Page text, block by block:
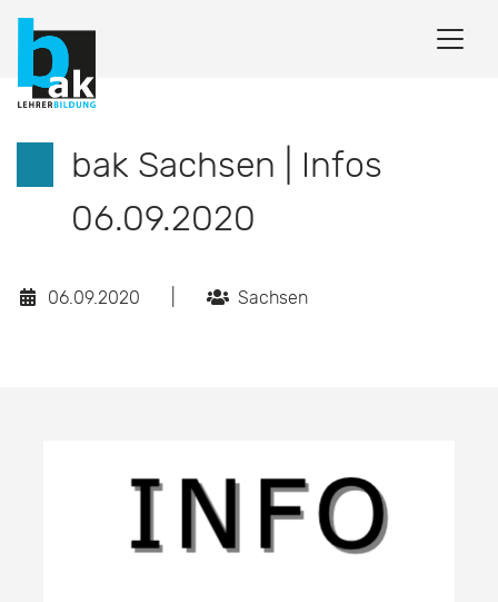
bak Sachsen | Infos
06.09.2020
06.09.2020 Sachsen